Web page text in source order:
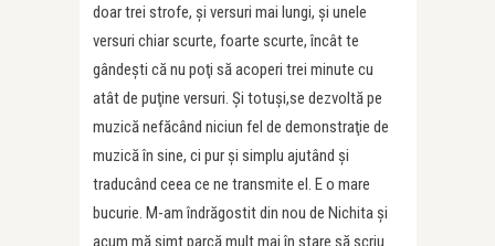
doar trei strofe, şi versuri mai lungi, şi unele
versuri chiar scurte, foarte scurte, încât te
gândeşti că nu poţi să acoperi trei minute cu
atât de puţine versuri. Şi totuși,se dezvoltă pe
muzică nefăcând niciun fel de demonstraţie de
muzică în sine, ci pur şi simplu ajutând şi
traducând ceea ce ne transmite el. E o mare
bucurie. M-am îndrăgostit din nou de Nichita şi
acum mă simt parcă mult mai în stare să scriu